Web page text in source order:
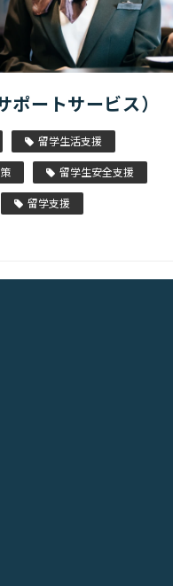
ートサービス）
留学生活支援
留学生安全支援
留学支援